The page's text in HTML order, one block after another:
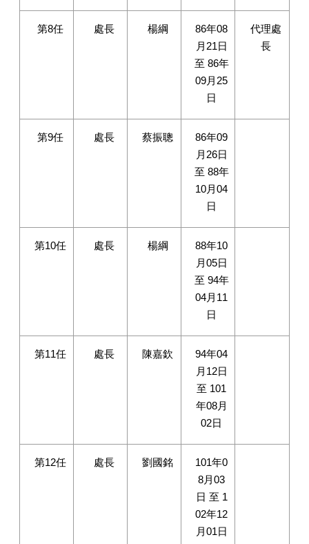
第8任 處長 楊綱
86年08
月21日
至 86年
09月25
日
代理處
長
第9任 處長 蔡振聰
86年09
月26日
至 88年
10月04
日
第10任 處長 楊綱
88年10
月05日
至 94年
04月11
日
第11任 處長 陳嘉欽
94年04
月12日
至 101
年08月
02日
第12任 處長 劉國銘
101年0
8月03
日 至 1
02年12
月01日